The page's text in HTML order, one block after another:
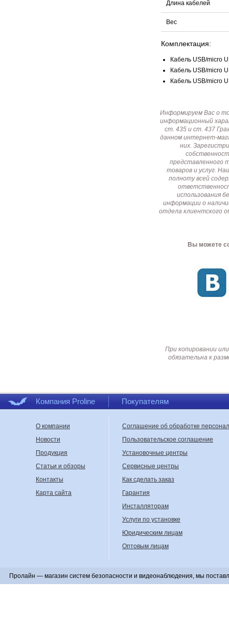
Длина кабелей
Вес
Комплектация:
Кабель USB/micro
Кабель USB/micro
Кабель USB/micro
Информируем Вас о
информационный
ст. 435 и ст. 437
данном интернет-
них.
представленного
товаров и услуг.
полноту всей
использования
информации о
отдела клиентского
Вы можете
При копировании
обязательна к
Компания Proline Покупателям
О компании
Новости
Продукция
Статьи и обзоры
Контакты
Карта сайта
Соглашение об обработке
Пользовательское соглашение
Установочные центры
Сервисные центры
Как сделать заказ
Гарантия
Инсталляторам
Услуги по установке
Юридическим лицам
Оптовым лицам
Пролайн — магазин систем безопасности и видеонаблюдения, мы